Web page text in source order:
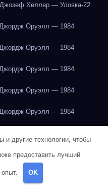
Джозеф Хеллер — Уловка-22
Джордж Оруэлл — 1984
Джордж Оруэлл — 1984
Джордж Оруэлл — 1984
Джордж Оруэлл — 1984
Джордж Оруэлл — 1984
Дубай Дубай Дубай
Дубай
и другие технологии, чтобы
предоставить лучший
OK